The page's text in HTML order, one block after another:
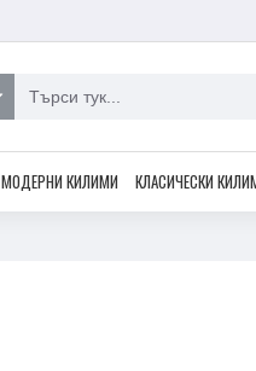
МОДЕРНИ КИЛИМИ КЛАСИЧЕСКИ